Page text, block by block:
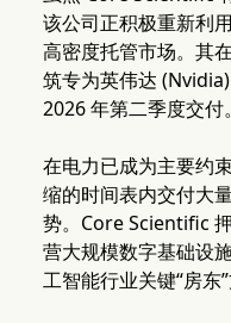
该公司正积极重新利
高密度托管市场。其
筑专为英伟达
2026 年第二季度交付。
在电力已成为主要约
缩的时间表内交付大
势。Core Scientific
营大规模数字基础设
工智能行业关键“房东”